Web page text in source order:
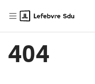
404